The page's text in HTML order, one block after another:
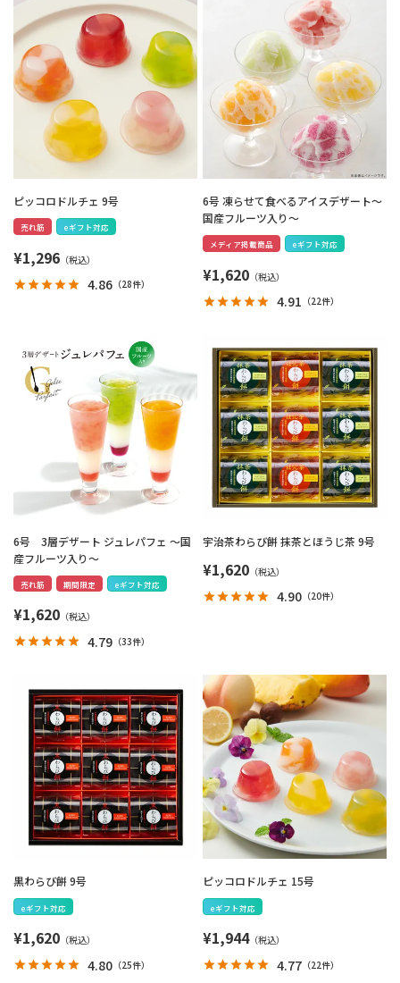
ピッコロドルチェ 9号
売れ筋 eギフト対応
¥1,296
4.86 （28件）
6号 凍らせて食べるアイスデザート～
国産フルーツ入り～
メディア掲載商品 eギフト対応
¥1,620
4.91 （22件）
6号 3層デザート ジュレパフェ ～国
産フルーツ入り～
売れ筋 期間限定 eギフト対応
¥1,620
4.79 （33件）
宇治茶わらび餅 抹茶とほうじ茶 9号
¥1,620
4.90 （20件）
黒わらび餅 9号
eギフト対応
¥1,620
4.80 （25件）
ピッコロドルチェ 15号
eギフト対応
¥1,944
4.77 （22件）